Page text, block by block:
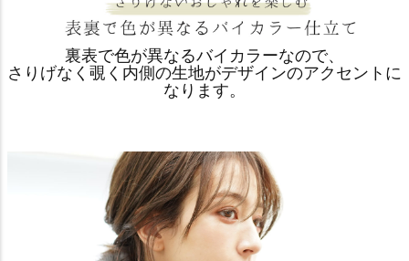
裏表で色が異なるバイカラーなので、
さりげなく覗く内側の生地がデザインのアクセントに
なります。